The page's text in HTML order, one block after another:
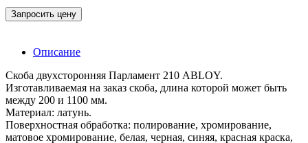
Запросить цену
Описание
Скоба двухсторонняя Парламент 210 ABLOY.
Изготавливаемая на заказ скоба, длина которой может быть
между 200 и 1100 мм.
Материал: латунь.
Поверхностная обработка: полирование, хромирование,
матовое хромирование, белая, черная, синяя, красная краска,